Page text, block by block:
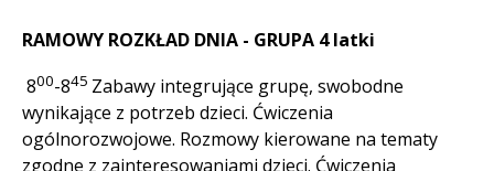
RAMOWY ROZKŁAD DNIA - GRUPA 4 latki
800-845 Zabawy integrujące grupę, swobodne
wynikające z potrzeb dzieci. Ćwiczenia
ogólnorozwojowe. Rozmowy kierowane na tematy
zgodne z zainteresowaniami dzieci. Ćwiczenia